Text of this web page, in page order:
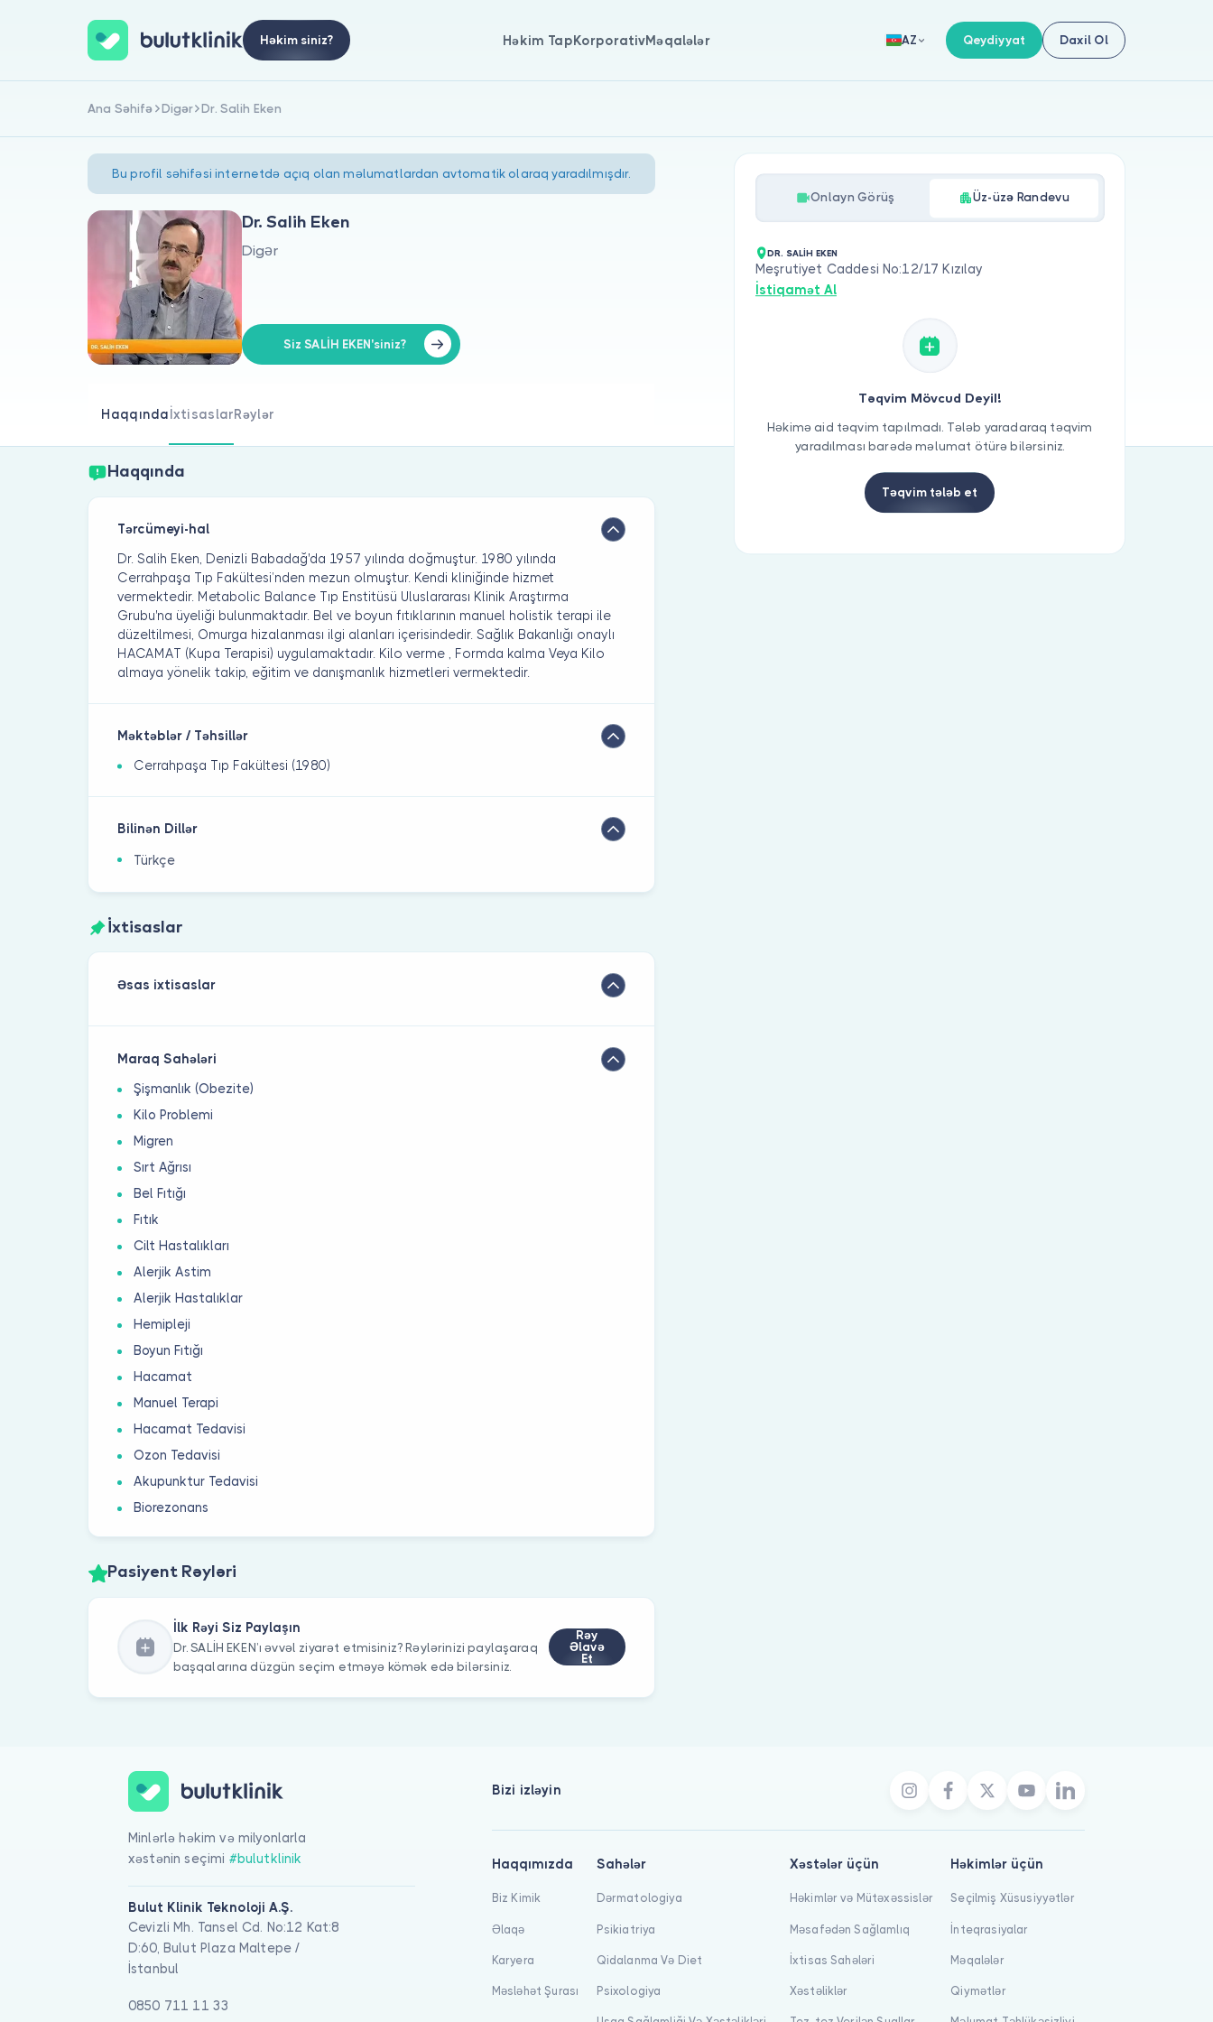
Həkim siniz? Həkim TapKorporativMəqalələr AZ Qeydiyyat Daxil Ol
Ana Səhifə Digər Dr. Salih Eken
Bu profil səhifəsi internetdə açıq olan məlumatlardan avtomatik olaraq yaradılmışdır.
Dr. Salih Eken
Digər
Siz SALİH EKEN'siniz?
Haqqında İxtisaslarRəylər
Haqqında
Tərcümeyi-hal
Dr. Salih Eken, Denizli Babadağ'da 1957 yılında doğmuştur. 1980 yılında
Cerrahpaşa Tıp Fakültesi’nden mezun olmuştur. Kendi kliniğinde hizmet
vermektedir. Metabolic Balance Tıp Enstitüsü Uluslararası Klinik Araştırma
Grubu'na üyeliği bulunmaktadır. Bel ve boyun fıtıklarının manuel holistik terapi ile
düzeltilmesi, Omurga hizalanması ilgi alanları içerisindedir. Sağlık Bakanlığı onaylı
HACAMAT (Kupa Terapisi) uygulamaktadır. Kilo verme , Formda kalma Veya Kilo
almaya yönelik takip, eğitim ve danışmanlık hizmetleri vermektedir.
Məktəblər / Təhsillər
Cerrahpaşa Tıp Fakültesi (1980)
Bilinən Dillər
Türkçe
İxtisaslar
Əsas ixtisaslar
Maraq Sahələri
Şişmanlık (Obezite)
Kilo Problemi
Migren
Sırt Ağrısı
Bel Fıtığı
Fıtık
Cilt Hastalıkları
Alerjik Astim
Alerjik Hastalıklar
Hemipleji
Boyun Fıtığı
Hacamat
Manuel Terapi
Hacamat Tedavisi
Ozon Tedavisi
Akupunktur Tedavisi
Biorezonans
Pasiyent Rəyləri
İlk Rəyi Siz Paylaşın
Dr. SALİH EKEN’ı əvvəl ziyarət etmisiniz? Rəylərinizi paylaşaraq
başqalarına düzgün seçim etməyə kömək edə bilərsiniz.
Rəy
Əlavə
Et
Onlayn Görüş Üz-üzə Randevu
DR. SALİH EKEN
Meşrutiyet Caddesi No:12/17 Kızılay
İstiqamət Al
Təqvim Mövcud Deyil!
Həkimə aid təqvim tapılmadı. Tələb yaradaraq təqvim
yaradılması barədə məlumat ötürə bilərsiniz.
Təqvim tələb et
Minlərlə həkim və milyonlarla
xəstənin seçimi #bulutklinik
Bulut Klinik Teknoloji A.Ş.
Cevizli Mh. Tansel Cd. No:12 Kat:8
D:60, Bulut Plaza Maltepe /
İstanbul
0850 711 11 33
Bizi izləyin
Haqqımızda
Biz Kimik
Əlaqə
Karyera
Məsləhət Şurası
Sahələr
Dərmatologiya
Psikiatriya
Qidalanma Və Diet
Psixologiya
Xəstələr üçün
Həkimlər və Mütəxəssislər
Məsafədən Sağlamlıq
İxtisas Sahələri
Xəstəliklər
Həkimlər üçün
Seçilmiş Xüsusiyyətlər
İnteqrasiyalar
Məqalələr
Qiymətlər